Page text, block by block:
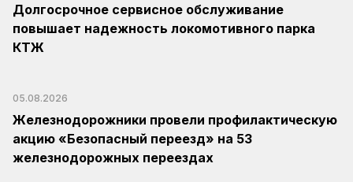
Долгосрочное сервисное обслуживание
повышает надежность локомотивного парка
КТЖ
05.08.2026
Железнодорожники провели профилактическую
акцию «Безопасный переезд» на 53
железнодорожных переездах